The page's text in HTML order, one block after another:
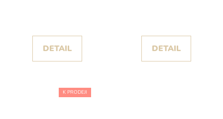
DETAIL DETAIL
K PRODEJI